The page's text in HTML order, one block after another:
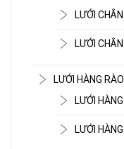
LƯỚI
LƯỚI
LƯỚI HÀNG RÀO
LƯỚI
LƯỚI